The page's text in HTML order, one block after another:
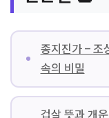
종지진가 – 조
속의 비밀
겁살 뜻과 개